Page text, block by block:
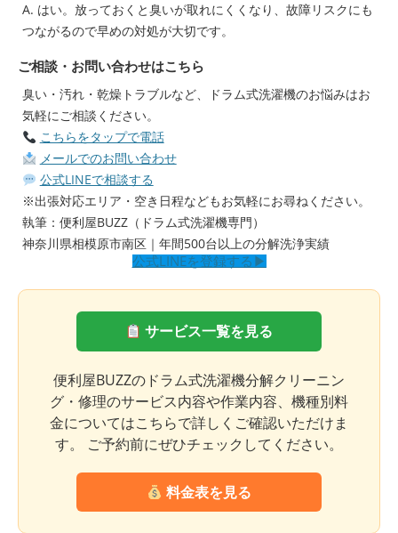
A. はい。放っておくと臭いが取れにくくなり、故障リスクにも
つながるので早めの対処が大切です。
ご相談・お問い合わせはこちら
臭い・汚れ・乾燥トラブルなど、ドラム式洗濯機のお悩みはお
気軽にご相談ください。
こちらをタップで電話
メールでのお問い合わせ
公式LINEで相談する
※出張対応エリア・空き日程などもお気軽にお尋ねください。
執筆：便利屋BUZZ（ドラム式洗濯機専門）
神奈川県相模原市南区｜年間500台以上の分解洗浄実績
公式LINEを登録する▶︎
サービス一覧を見る
便利屋BUZZのドラム式洗濯機分解クリーニン
グ・修理のサービス内容や作業内容、機種別料
金についてはこちらで詳しくご確認いただけま
す。 ご予約前にぜひチェックしてください。
料金表を見る